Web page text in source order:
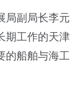
局副局长李元
期工作的天津
的船舶与海工